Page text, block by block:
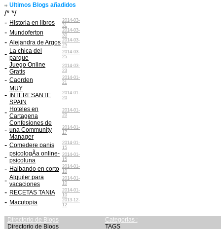
Ultimos Blogs añadidos
/* */
- Historia en libros
2014-03-
31
- Mundoferton
2014-03-
30
- Alejandra de Argos 2014-03-
25
- La chica del
parque
2014-03-
25
- Juego Online
Gratis
2014-03-
23
- Caorden
2014-01-
21
-
MUY
INTERESANTE
SPAIN
2014-01-
20
- Hoteles en
Cartagena
2014-01-
20
-
Confesiones de
una Community
Manager
2014-01-
17
- Comedere panis
2014-01-
15
- psicologÃ­a online-
psicoluna
2014-01-
15
- Halbando en corto 2014-01-
10
- Alquiler para
vacaciones
2014-01-
10
- RECETAS TANIA
2014-01-
10
- Macutopia
2013-12-
12
Directorio de Blogs
Directorio de Blogs
Categorias :
TAGS